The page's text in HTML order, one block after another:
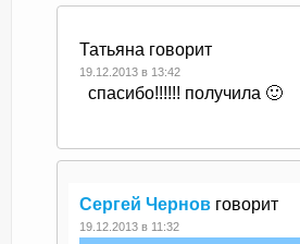
Татьяна говорит
19.12.2013 в 13:42
спасибо!!!!!! получила 🙂
Сергей Чернов говорит
19.12.2013 в 11:32